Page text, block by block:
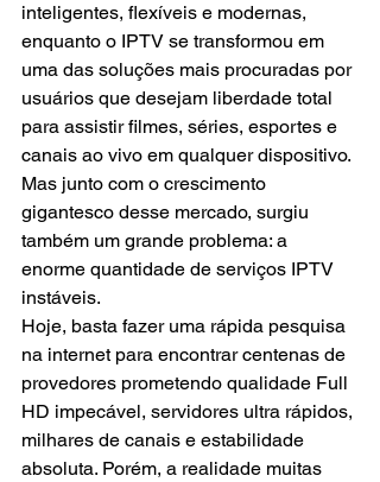
inteligentes, flexíveis e modernas,
enquanto o IPTV se transformou em
uma das soluções mais procuradas por
usuários que desejam liberdade total
para assistir filmes, séries, esportes e
canais ao vivo em qualquer dispositivo.
Mas junto com o crescimento
gigantesco desse mercado, surgiu
também um grande problema: a
enorme quantidade de serviços IPTV
instáveis.
Hoje, basta fazer uma rápida pesquisa
na internet para encontrar centenas de
provedores prometendo qualidade Full
HD impecável, servidores ultra rápidos,
milhares de canais e estabilidade
absoluta. Porém, a realidade muitas